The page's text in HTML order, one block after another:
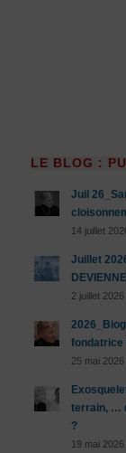
LE BLOG :
Juil
14 juillet
Juillet
2 juillet
fondatrice
25 mai 2026
terrain, …
?
19 mai